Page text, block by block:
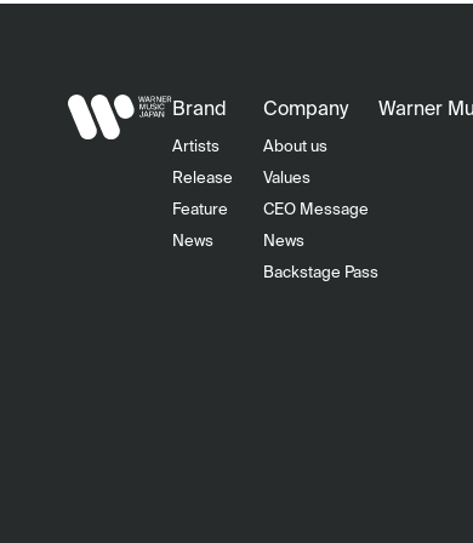
Brand
Artists
Release
Feature
News
Company
About us
Values
CEO Message
News
Backstage Pass
Warner